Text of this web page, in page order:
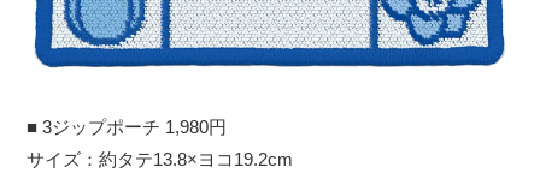
■ 3ジップポーチ 1,980円
サイズ：約タテ13.8×ヨコ19.2cm